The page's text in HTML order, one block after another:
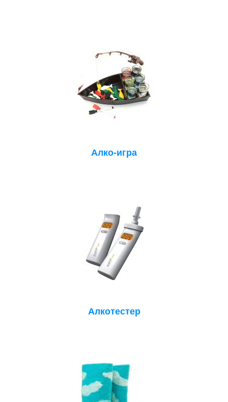
Алко-игра
Алкотестер